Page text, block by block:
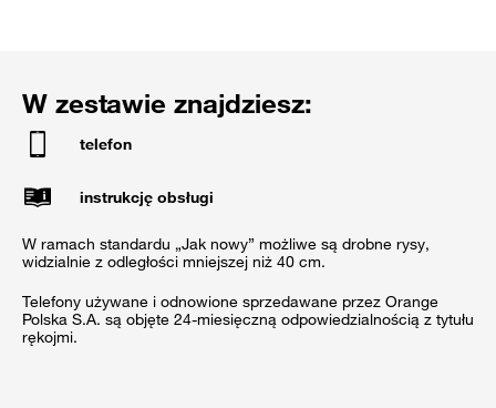
W zestawie znajdziesz:
telefon
instrukcję obsługi
W ramach standardu „Jak nowy” możliwe są drobne rysy,
widzialnie z odległości mniejszej niż 40 cm.
Telefony używane i odnowione sprzedawane przez Orange
Polska S.A. są objęte 24-miesięczną odpowiedzialnością z tytułu
rękojmi.